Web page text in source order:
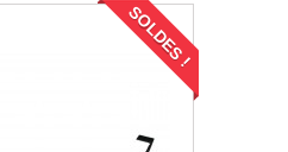
SOLDES !